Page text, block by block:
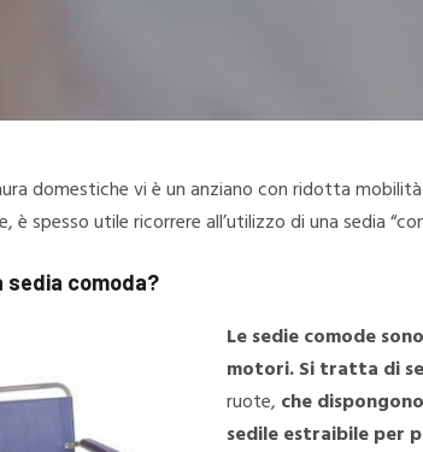
domestiche vi è un anziano con ridotta
è spesso utile ricorrere all’utilizzo di una sedia
sedia comoda?
Le sedie comode
motori. Si tratta di
ruote, che
sedile estraibile per